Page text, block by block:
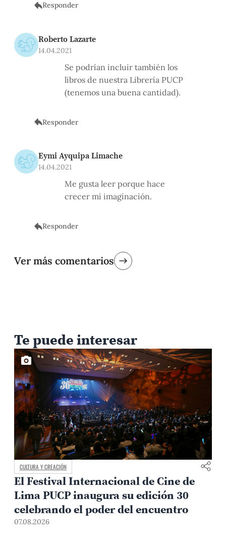
Responder
Roberto Lazarte
14.04.2021
Se podrían incluir también los
libros de nuestra Librería PUCP
(tenemos una buena cantidad).
Responder
Eymi Ayquipa Limache
14.04.2021
Me gusta leer porque hace
crecer mi imaginación.
Responder
Ver más comentarios
Te puede interesar
CULTURA Y CREACIÓN
El Festival Internacional de Cine de
Lima PUCP inaugura su edición 30
celebrando el poder del encuentro
07.08.2026